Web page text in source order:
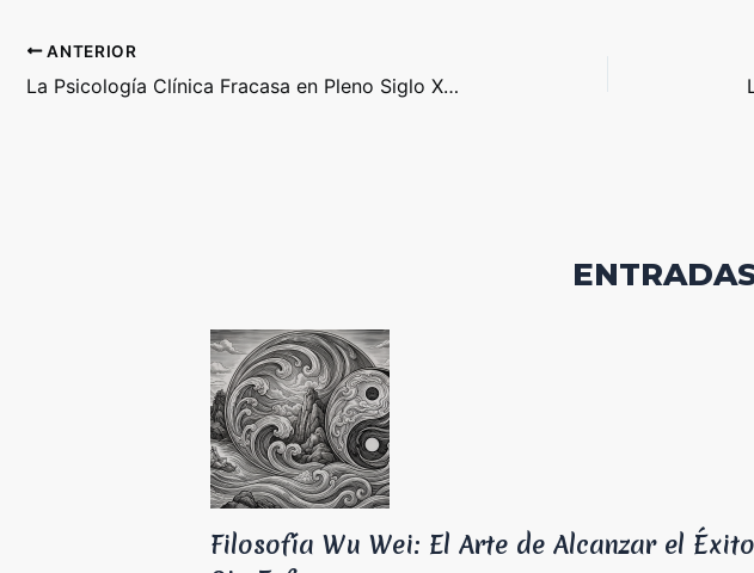
ANTERIOR
La Psicología Clínica Fracasa en Pleno Siglo XXI por Este Motivo
Filosofía Wu Wei: El Arte de Alcanzar el Éxito